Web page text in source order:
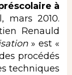
à
mars 2010.
Renauld
» est «
procédés
techniques